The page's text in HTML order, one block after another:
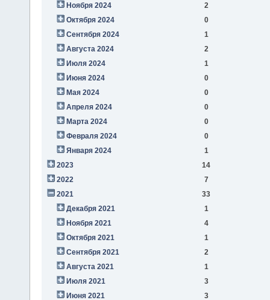
Ноября 2024
2
Октября 2024
0
Сентября 2024
1
Августа 2024
2
Июля 2024
1
Июня 2024
0
Мая 2024
0
Апреля 2024
0
Марта 2024
0
Февраля 2024
0
Января 2024
1
2023
14
2022
7
2021
33
Декабря 2021
1
Ноября 2021
4
Октября 2021
1
Сентября 2021
2
Августа 2021
1
Июля 2021
3
Июня 2021
3